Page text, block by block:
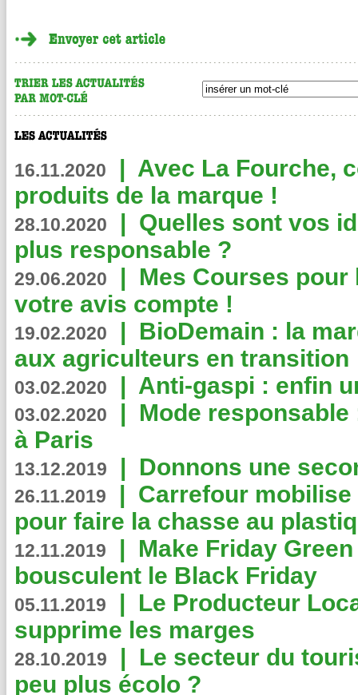
16.11.2020 | Avec La Fourche,
produits de la marque !
28.10.2020 | Quelles sont vos
plus responsable ?
29.06.2020 | Mes Courses pour
votre avis compte !
19.02.2020 | BioDemain : la
aux agriculteurs en transition
03.02.2020 | Anti-gaspi : enfin
03.02.2020 | Mode
à Paris
13.12.2019 | Donnons une
26.11.2019 | Carrefour
pour faire la chasse au
12.11.2019 | Make Friday
bousculent le Black Friday
05.11.2019 | Le Producteur
supprime les marges
28.10.2019 | Le secteur du
peu plus écolo ?